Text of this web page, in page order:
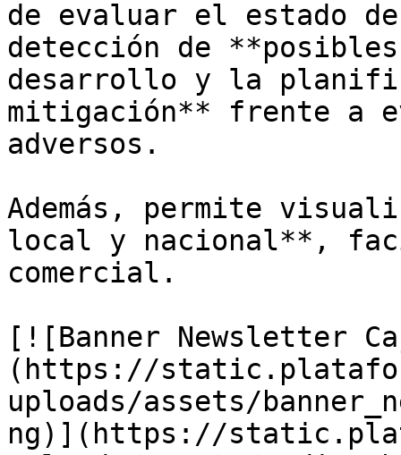
de evaluar el estado
detección de
desarrollo y la
mitigación** frente a
adversos.
Además, permite
local y nacional**,
comercial.
[![Banner Newsletter
(https://
uploads/assets/
ng)](https://